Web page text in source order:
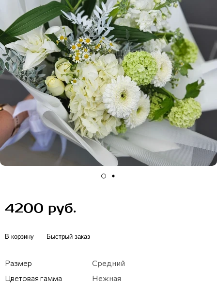
4200 руб.
В корзину Быстрый заказ
Размер
Средний
Цветовая гамма
Нежная